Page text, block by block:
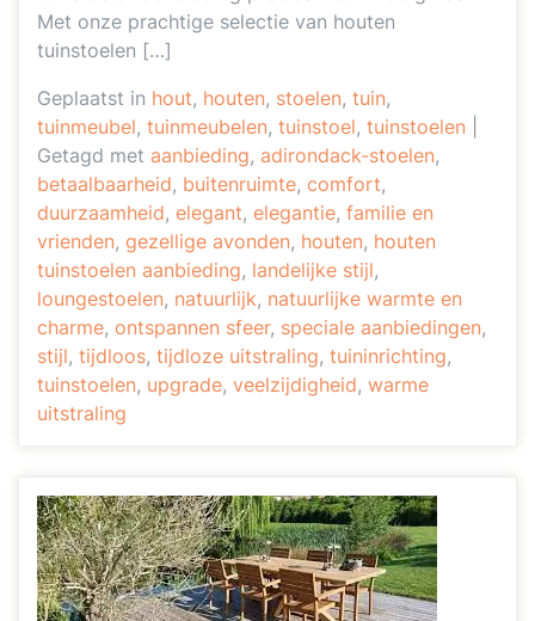
Met onze prachtige selectie van houten
tuinstoelen […]
Geplaatst in hout, houten, stoelen, tuin,
tuinmeubel, tuinmeubelen, tuinstoel, tuinstoelen
Getagd met aanbieding, adirondack-stoelen,
betaalbaarheid, buitenruimte, comfort,
duurzaamheid, elegant, elegantie, familie en
vrienden, gezellige avonden, houten, houten
tuinstoelen aanbieding, landelijke stijl,
loungestoelen, natuurlijk, natuurlijke warmte en
charme, ontspannen sfeer, speciale aanbiedingen,
stijl, tijdloos, tijdloze uitstraling, tuininrichting,
tuinstoelen, upgrade, veelzijdigheid, warme
uitstraling